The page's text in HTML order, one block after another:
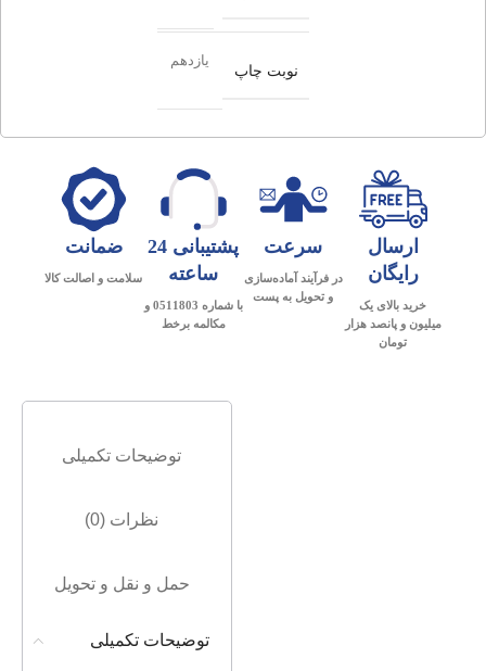
نوبت چاپ
یازدهم
ارسال
رایگان
خرید بالای یک
میلیون و پانصد هزار
تومان
سرعت
در فرآیند آماده‌سازی
و تحویل به پست
پشتیبانی 24
ساعته
با شماره 0511803 و
مکالمه برخط
ضمانت
سلامت و اصالت کالا
توضیحات تکمیلی
نظرات (0)
حمل و نقل و تحویل
توضیحات تکمیلی